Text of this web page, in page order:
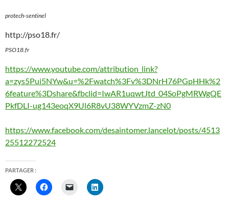
protech-sentinel
http://pso18.fr/
PSO18.fr
https://www.youtube.com/attribution_link?
a=zys5Pui5NYw&u=%2Fwatch%3Fv%3DNrH76PGpHHk%2
6feature%3Dshare&fbclid=IwAR1uqwtJtd_04SoPgMRWgQE
PkfDLI-ug143eoqX9Ul6R8vU38WYVzmZ-zN0
https://www.facebook.com/desaintomer.lancelot/posts/4513
25512272524
PARTAGER :